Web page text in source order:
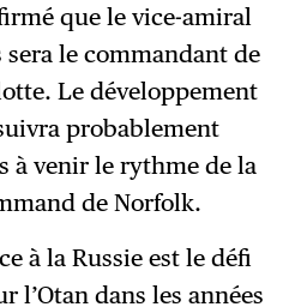
que le vice-amiral
le commandant de
Le développement
probablement
à venir le rythme de la
de Norfolk.
à la Russie est le défi
l’Otan dans les années